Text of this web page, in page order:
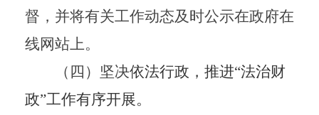
督，并将有关工作动态及时公示在政府在
线网站上。
（四）坚决依法行政，推进“法治财
政”工作有序开展。